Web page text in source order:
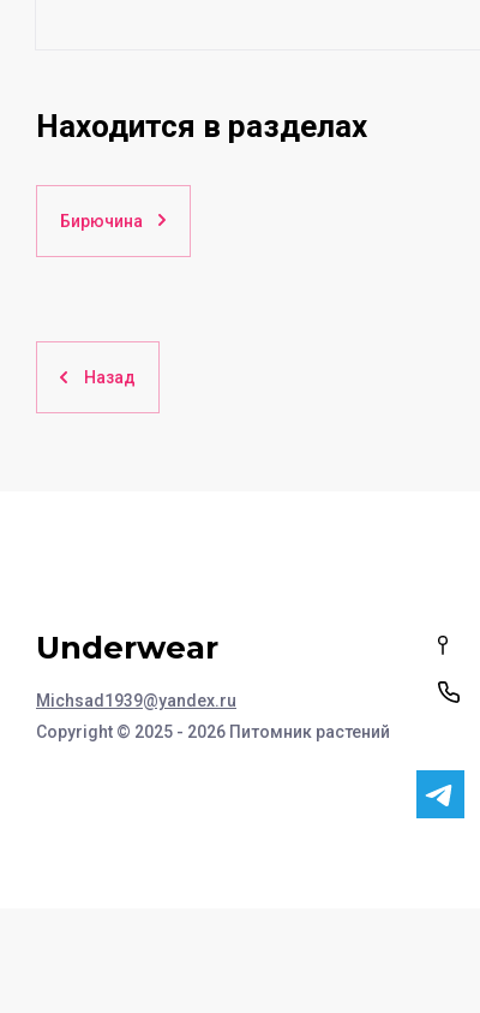
Находится в разделах
Бирючина
Назад
Underwear
Michsad1939@yandex.ru
Copyright © 2025 - 2026 Питомник растений